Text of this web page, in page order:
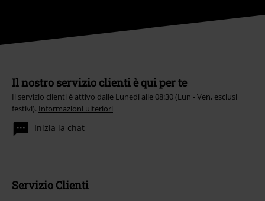
Il nostro servizio clienti è qui per te
Il servizio clienti è attivo dalle Lunedì alle 08:30 (Lun - Ven, esclusi
festivi). Informazioni ulteriori
Inizia la chat
Servizio Clienti